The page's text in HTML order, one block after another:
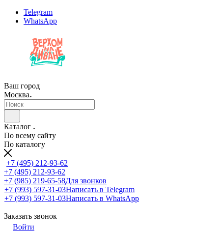
Telegram
WhatsApp
Ваш город
Москва
Каталог
По всему сайту
По каталогу
+7 (495) 212-93-62
+7 (495) 212-93-62
+7 (985) 219-65-58Для звонков
+7 (993) 597-31-03Написать в Telegram
+7 (993) 597-31-03Написать в WhatsApp
Заказать звонок
Войти